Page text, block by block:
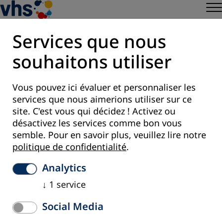
Register to Newsletter
Paramètres des cookies
Services que nous
souhaitons utiliser
Vous pouvez ici évaluer et personnaliser les
services que nous aimerions utiliser sur ce
site. C'est vous qui décidez ! Activez ou
désactivez les services comme bon vous
semble. Pour en savoir plus, veuillez lire notre
politique de confidentialité.
Analytics
↓ 1 service
Social Media